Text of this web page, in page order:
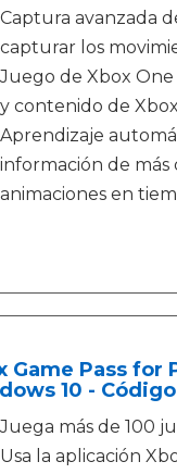
Captura avanzada
capturar los
Juego de Xbox
y contenido de Xbox
Aprendizaje
información de más
animaciones en
Game Pass for
10 -
Juega más de 100
Usa la aplicación